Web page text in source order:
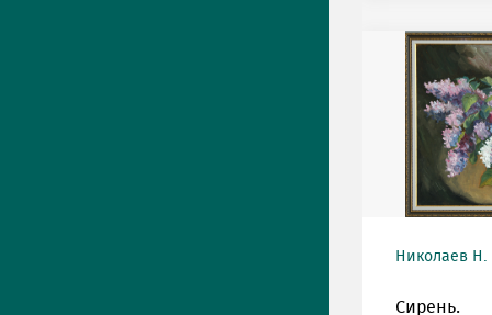
Николаев Н.
Сирень.